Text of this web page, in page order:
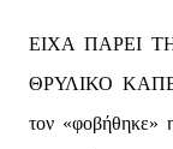
ΕΙΧΑ ΠΑΡΕΙ
ΘΡΥΛΙΚΟ
τον «φοβήθηκε»